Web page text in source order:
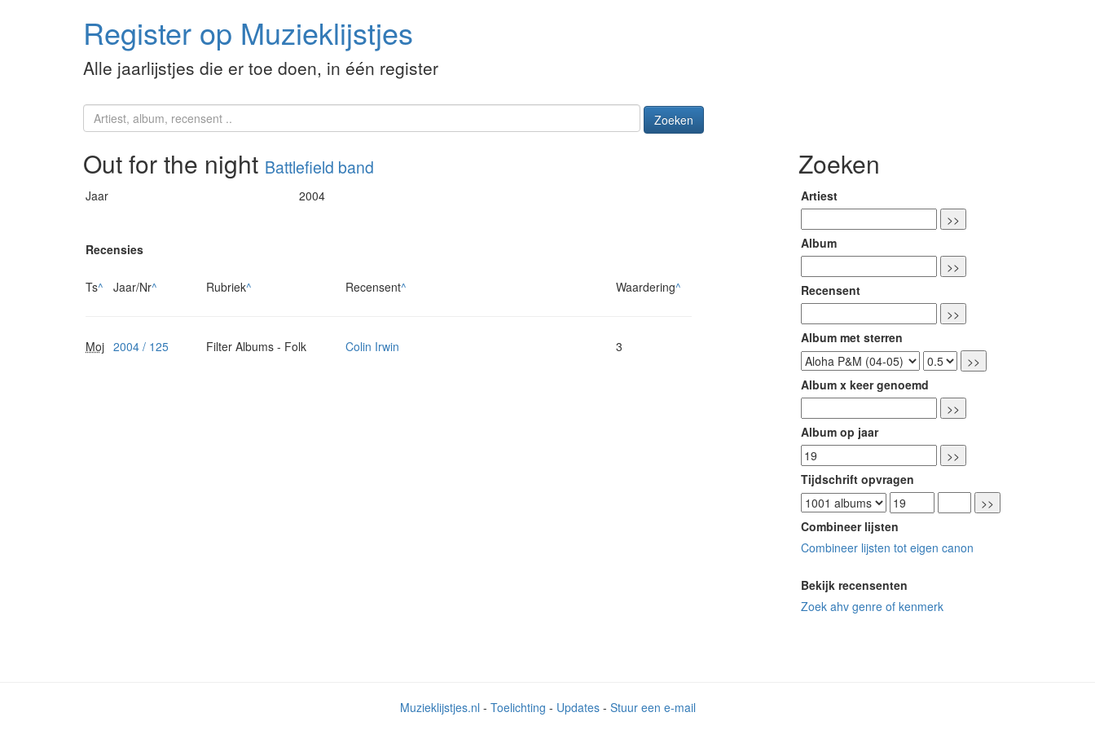
Register op Muzieklijstjes
Alle jaarlijstjes die er toe doen, in één register
Zoeken
Out for the night Battlefield band
Jaar 2004
Recensies
Ts^ Jaar/Nr^ Rubriek^ Recensent^ Waardering^
Moj 2004 / 125 Filter Albums - Folk Colin Irwin 3
Zoeken
Artiest
Album
Recensent
Album met sterren
Album x keer genoemd
Album op jaar
Tijdschrift opvragen
Combineer lijsten
Combineer lijsten tot eigen canon
Bekijk recensenten
Zoek ahv genre of kenmerk
Muzieklijstjes.nl - Toelichting - Updates- Stuur een e-mail